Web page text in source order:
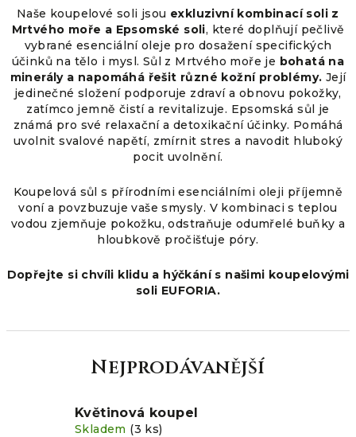
Naše koupelové soli jsou exkluzivní kombinací soli z
Mrtvého moře a Epsomské soli, které doplňují pečlivě
vybrané esenciální oleje pro dosažení specifických
účinků na tělo i mysl. Sůl z Mrtvého moře je bohatá na
minerály a napomáhá řešit různé kožní problémy. Její
jedinečné složení podporuje zdraví a obnovu pokožky,
zatímco jemně čistí a revitalizuje. Epsomská sůl je
známá pro své relaxační a detoxikační účinky. Pomáhá
uvolnit svalové napětí, zmírnit stres a navodit hluboký
pocit uvolnění.
Koupelová sůl s přírodními esenciálními oleji příjemně
voní a povzbuzuje vaše smysly. V kombinaci s teplou
vodou zjemňuje pokožku, odstraňuje odumřelé buňky a
hloubkově pročišťuje póry.
Dopřejte si chvíli klidu a hýčkání s našimi koupelovými
soli EUFORIA.
Nejprodávanější
Květinová koupel
Skladem (3 ks)